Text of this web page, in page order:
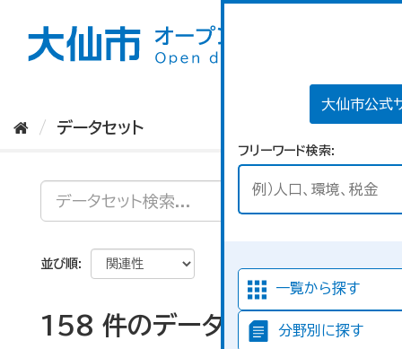
大仙市公式
フリーワード検索
一覧から探す
分野別に探す
データセット
並び順
158 件のデータセットが見